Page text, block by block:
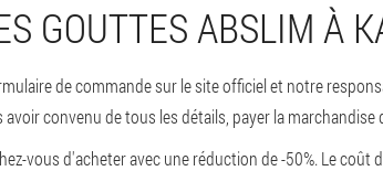
GOUTTES ABSLIM À
de commande sur le site officiel et notre
convenu de tous les détails, payer la marchandise
vous d'acheter avec une réduction de -50%. Le coût